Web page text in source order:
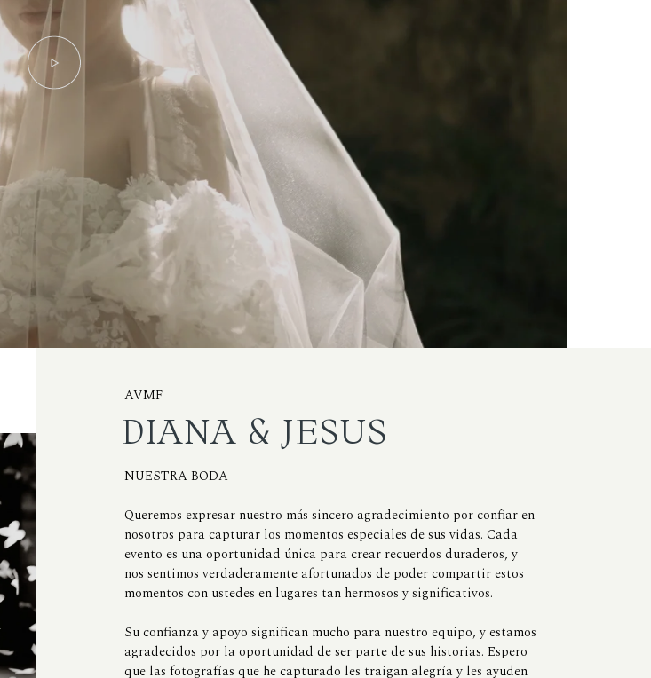
AVMF
DIANA & JESUS
NUESTRA BODA
Queremos expresar nuestro más sincero agradecimiento por confiar en
nosotros para capturar los momentos especiales de sus vidas. Cada
evento es una oportunidad única para crear recuerdos duraderos, y
nos sentimos verdaderamente afortunados de poder compartir estos
momentos con ustedes en lugares tan hermosos y significativos.
Su confianza y apoyo significan mucho para nuestro equipo, y estamos
agradecidos por la oportunidad de ser parte de sus historias. Espero
que las fotografías que he capturado les traigan alegría y les ayuden